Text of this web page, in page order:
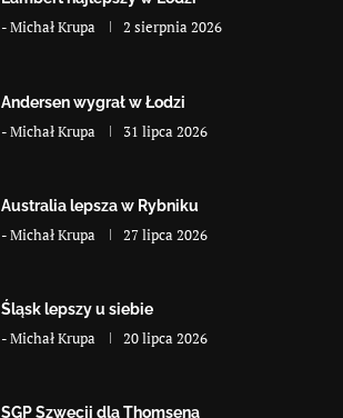
-Michał Krupa 2 sierpnia 2026
Andersen wygrał w Łodzi
-Michał Krupa 31 lipca 2026
Australia lepsza w Rybniku
-Michał Krupa 27 lipca 2026
Śląsk lepszy u siebie
-Michał Krupa 20 lipca 2026
SGP Szwecji dla Thomsena